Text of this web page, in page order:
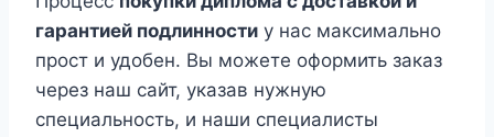
гарантией подлинности у нас максимально
прост и удобен. Вы можете оформить заказ
через наш сайт, указав нужную
специальность, и наши специалисты